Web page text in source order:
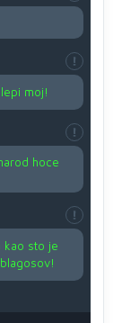
moj!
hoce
sto je